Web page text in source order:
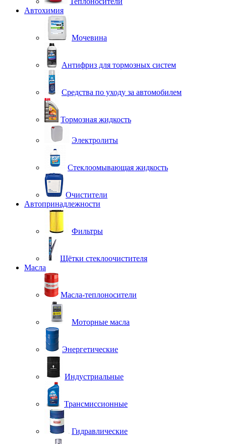
Автохимия
Мочевина
Антифриз для тормозных систем
Средства по уходу за автомобилем
Тормозная жидкость
Электролиты
Стеклоомывающая жидкость
Очистители
Автопринадлежности
Фильтры
Щётки стеклоочистителя
Масла
Масла-теплоносители
Моторные масла
Энергетические
Индустриальные
Трансмиссионные
Гидравлические